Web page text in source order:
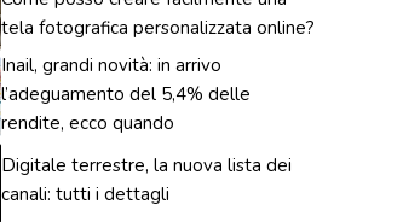
tela fotografica personalizzata online?
Inail, grandi novità: in arrivo
l’adeguamento del 5,4% delle
rendite, ecco quando
Digitale terrestre, la nuova lista dei
canali: tutti i dettagli